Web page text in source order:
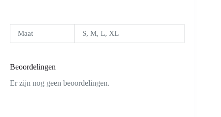
Maat S, M, L, XL
Beoordelingen
Er zijn nog geen beoordelingen.